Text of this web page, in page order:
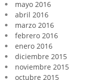
mayo 2016
abril 2016
marzo 2016
febrero 2016
enero 2016
diciembre 2015
noviembre 2015
octubre 2015